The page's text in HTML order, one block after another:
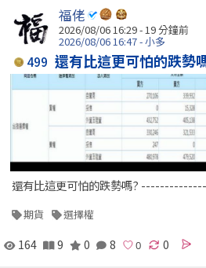
福佬
2026/08/06 16:29 - 19 分鐘前
2026/08/06 16:47 - 小多
499 還有比這更可怕的跌勢
還有比這更可怕的跌勢嗎?
期貨 選擇權
164 9 0 8 0